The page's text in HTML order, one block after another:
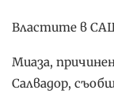
Властите в САЩ
Миаза,
Салвадор,